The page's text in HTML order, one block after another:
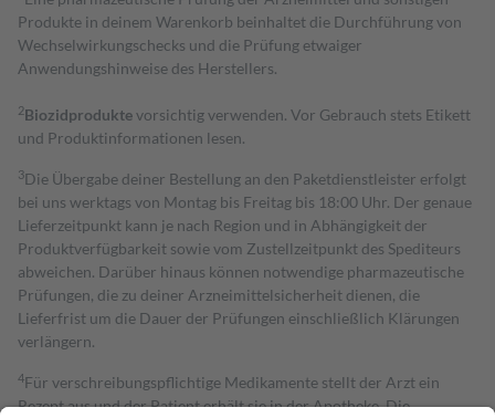
Produkte in deinem Warenkorb beinhaltet die Durchführung von
Wechselwirkungschecks und die Prüfung etwaiger
Anwendungshinweise des Herstellers.
2Biozidproduktevorsichtig verwenden. Vor Gebrauch stets Etikett
und Produktinformationen lesen.
3Die Übergabe deiner Bestellung an den Paketdienstleister erfolgt
bei uns werktags von Montag bis Freitag bis 18:00 Uhr. Der genaue
Lieferzeitpunkt kann je nach Region und in Abhängigkeit der
Produktverfügbarkeit sowie vom Zustellzeitpunkt des Spediteurs
abweichen. Darüber hinaus können notwendige pharmazeutische
Prüfungen, die zu deiner Arzneimittelsicherheit dienen, die
Lieferfrist um die Dauer der Prüfungen einschließlich Klärungen
verlängern.
4Für verschreibungspflichtige Medikamente stellt der Arzt ein
Rezept aus und der Patient erhält sie in der Apotheke. Die